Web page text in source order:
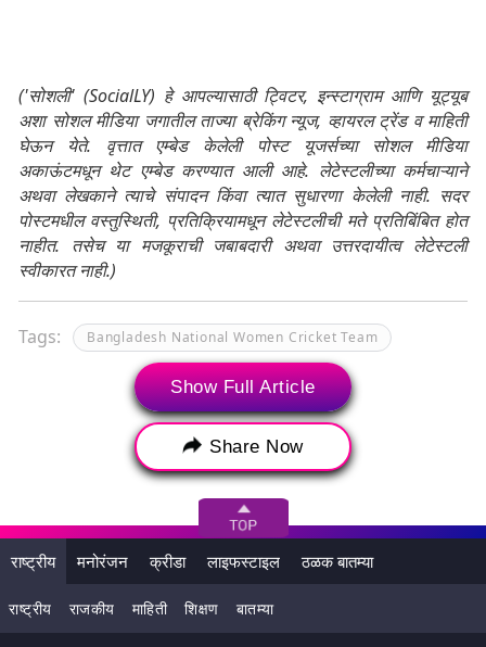
('सोशली' (SocialLY) हे आपल्यासाठी ट्विटर, इन्स्टाग्राम आणि यूट्यूब
अशा सोशल मीडिया जगातील ताज्या ब्रेकिंग न्यूज, व्हायरल ट्रेंड व माहिती
घेऊन येते. वृत्तात एम्बेड केलेली पोस्ट यूजर्सच्या सोशल मीडिया
अकाऊंटमधून थेट एम्बेड करण्यात आली आहे. लेटेस्टलीच्या कर्मचाऱ्याने
अथवा लेखकाने त्याचे संपादन किंवा त्यात सुधारणा केलेली नाही. सदर
पोस्टमधील वस्तुस्थिती, प्रतिक्रियामधून लेटेस्टलीची मते प्रतिबिंबित होत
नाहीत. तसेच या मजकूराची जबाबदारी अथवा उत्तरदायीत्व लेटेस्टली
स्वीकारत नाही.)
Tags: Bangladesh National Women Cricket Team
Harmanpreet Kaur
Indian National Women Cricket Team
Indian National Women's Cricket Team vs
Bangladesh National Women's Cricket Team
Pakistan National Women Cricket Team
Sri Lanka National Women Cricket Team
Show Full Article
Share Now
राष्ट्रीय मनोरंजन क्रीडा लाइफस्टाइल ठळक बातम्या
राष्ट्रीय राजकीय माहिती शिक्षण बातम्या